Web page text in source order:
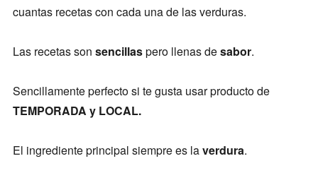
cuantas recetas con cada una de las verduras.
Las recetas son sencillaspero llenas desabor.
Sencillamente perfecto si te gusta usar producto de
TEMPORADA y LOCAL.
El ingrediente principal siempre es laverdura.